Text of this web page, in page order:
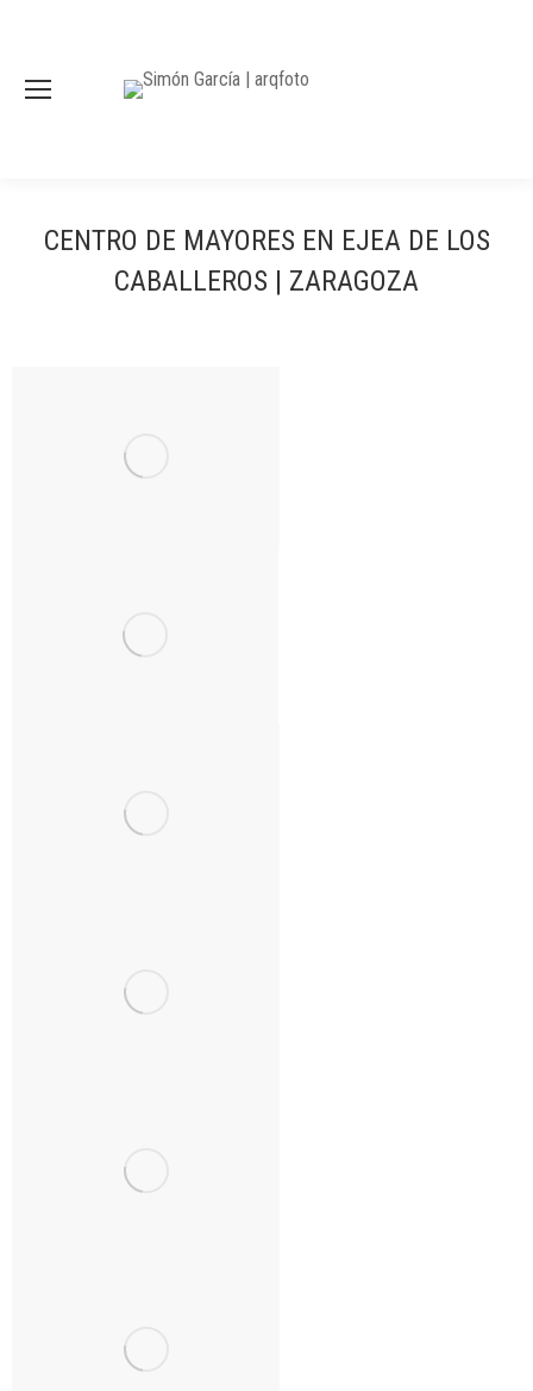
CENTRO DE MAYORES EN EJEA DE LOS
CABALLEROS | ZARAGOZA